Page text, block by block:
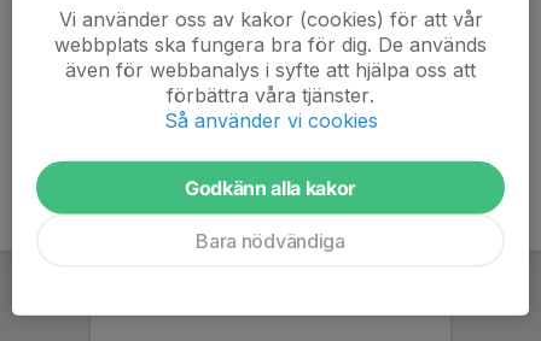
Klostergatan 70, Linköping
Vi använder oss av kakor (cookies) för att vår
webbplats ska fungera bra för dig. De används
även för webbanalys i syfte att hjälpa oss att
förbättra våra tjänster.
Så använder vi cookies
Godkänn alla kakor
Bara nödvändiga